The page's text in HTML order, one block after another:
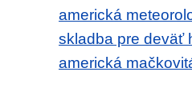
americká
skladba pre deväť
americká